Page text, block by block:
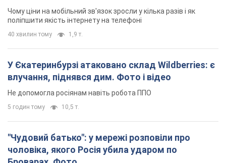
Чому ціни на мобільний зв'язок зросли у кілька разів і як
поліпшити якість інтернету на телефоні
40 хвилин тому 1,9 т.
У Єкатеринбурзі атаковано склад Wildberries: є
влучання, піднявся дим. Фото і відео
Не допомогла росіянам навіть робота ППО
5 годин тому 10,5 т.
"Чудовий батько": у мережі розповіли про
чоловіка, якого Росія убила ударом по